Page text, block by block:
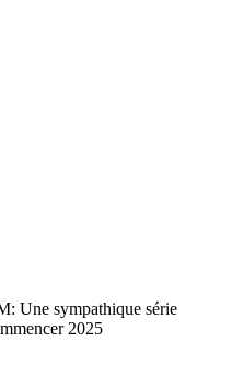
Une sympathique série
2025